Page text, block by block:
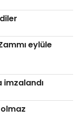
eylüle
imzalandı
olmaz